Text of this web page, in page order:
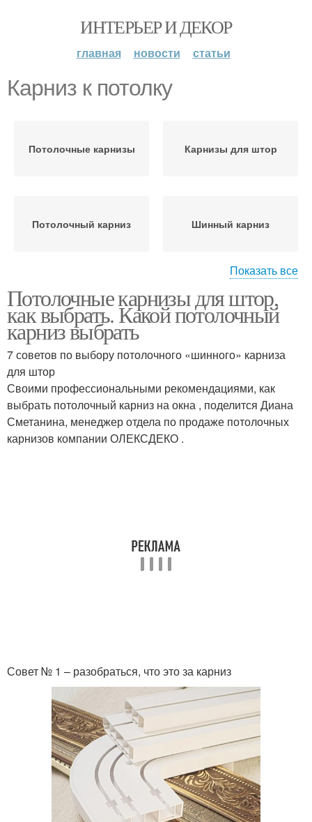
ИНТЕРЬЕР И ДЕКОР
главная новости статьи
Карниз к потолку
Потолочные карнизы Карнизы для штор
Потолочный карниз Шинный карниз
Карниз для штор Карниз на стену
Установка к потолку
Показать все
Потолочные карнизы для штор,
как выбрать. Какой потолочный
карниз выбрать
7 советов по выбору потолочного «шинного» карниза
для штор
Своими профессиональными рекомендациями, как
выбрать потолочный карниз на окна , поделится Диана
Сметанина, менеджер отдела по продаже потолочных
карнизов компании ОЛЕКСДЕКО .
Совет № 1 – разобраться, что это за карниз